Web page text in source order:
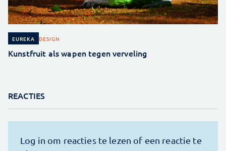
EUREKA DESIGN
Kunstfruit als wapen tegen verveling
REACTIES